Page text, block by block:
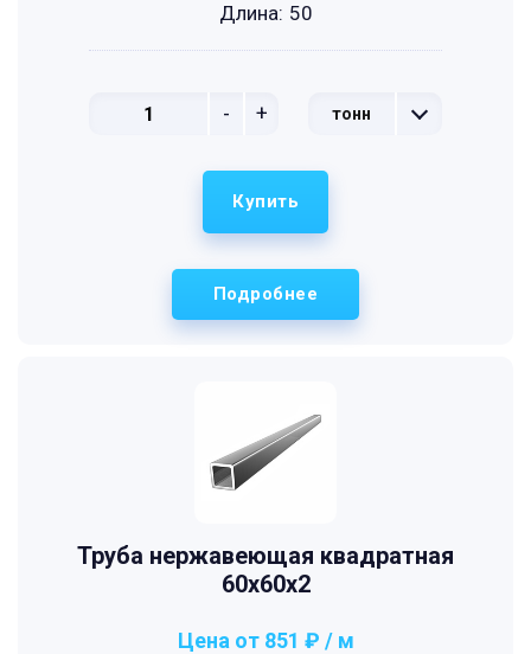
- + тонн
Длина: 50
Подробнее
Купить
Труба нержавеющая квадратная
60х60х2
Цена от 851 ₽ / м